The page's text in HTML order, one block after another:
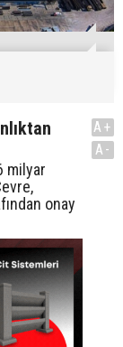
milyar
onay
A+
A-